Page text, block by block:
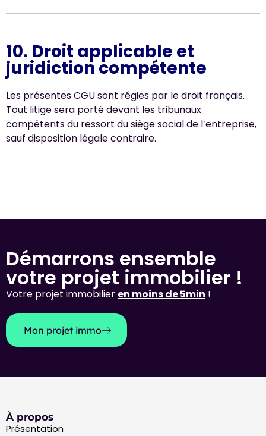
10. Droit applicable et
juridiction compétente
Les présentes CGU sont régies par le droit français.
Tout litige sera porté devant les tribunaux
compétents du ressort du siège social de l’entreprise,
sauf disposition légale contraire.
Démarrons ensemble
votre projet immobilier !
Votre projet immobilier en moins de 5min !
Mon projet immo
À propos
Présentation